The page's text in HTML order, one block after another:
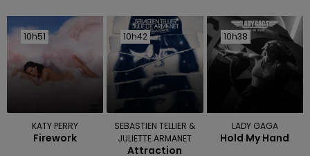
10h51
10h51
KATY PERRY
Firework
10h42
10h42
SEBASTIEN TELLIER &
JULIETTE ARMANET
Attraction
10h38
10h38
LADY GAGA
Hold My Hand